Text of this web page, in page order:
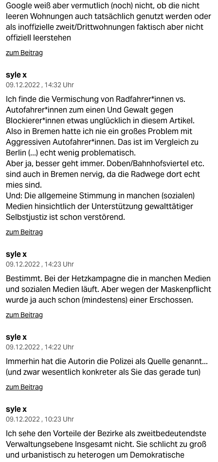
Google weiß aber vermutlich (noch) nicht, ob die nicht
leeren Wohnungen auch tatsächlich genutzt werden oder
als inoffizielle zweit/Drittwohnungen faktisch aber nicht
offiziell leerstehen
zum Beitrag
syle x
09.12.2022 , 14:32 Uhr
Ich finde die Vermischung von Radfahrer*innen vs.
Autofahrer*innen zum einen Und Gewalt gegen
Blockierer*innen etwas unglücklich in diesem Artikel.
Also in Bremen hatte ich nie ein großes Problem mit
Aggressiven Autofahrer*innen. Das ist im Vergleich zu
Berlin (...) echt wenig problematisch.
Aber ja, besser geht immer. Doben/Bahnhofsviertel etc.
sind auch in Bremen nervig, da die Radwege dort echt
mies sind.
Und: Die allgemeine Stimmung in manchen (sozialen)
Medien hinsichtlich der Unterstützung gewalttätiger
Selbstjustiz ist schon verstörend.
zum Beitrag
syle x
09.12.2022 , 14:23 Uhr
Bestimmt. Bei der Hetzkampagne die in manchen Medien
und sozialen Medien läuft. Aber wegen der Maskenpflicht
wurde ja auch schon (mindestens) einer Erschossen.
zum Beitrag
syle x
09.12.2022 , 14:22 Uhr
Immerhin hat die Autorin die Polizei als Quelle genannt...
(und zwar wesentlich konkreter als Sie das gerade tun)
zum Beitrag
syle x
09.12.2022 , 10:23 Uhr
Ich sehe den Vorteile der Bezirke als zweitbedeutendste
Verwaltungsebene Insgesamt nicht. Sie schlicht zu groß
und urbanistisch zu heterogen um Demokratische